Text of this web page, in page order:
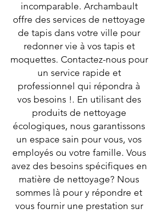
incomparable. Archambault
offre des services de nettoyage
de tapis dans votre ville pour
redonner vie à vos tapis et
moquettes. Contactez-nous pour
un service rapide et
professionnel qui répondra à
vos besoins !. En utilisant des
produits de nettoyage
écologiques, nous garantissons
un espace sain pour vous, vos
employés ou votre famille. Vous
avez des besoins spécifiques en
matière de nettoyage? Nous
sommes là pour y répondre et
vous fournir une prestation sur